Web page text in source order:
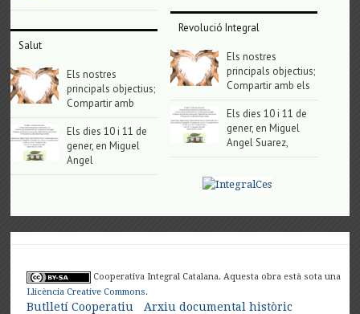
Salut
Els nostres
principals objectius;
Compartir amb
Els dies 10 i 11 de
gener, en Miguel
Angel
Revolució Integral
Els nostres
principals objectius;
Compartir amb els
Els dies 10 i 11 de
gener, en Miguel
Angel Suarez,
Cooperativa Integral Catalana. Aquesta obra està sota una
Llicència Creative Commons.
Butlletí Cooperatiu Arxiu documental històric